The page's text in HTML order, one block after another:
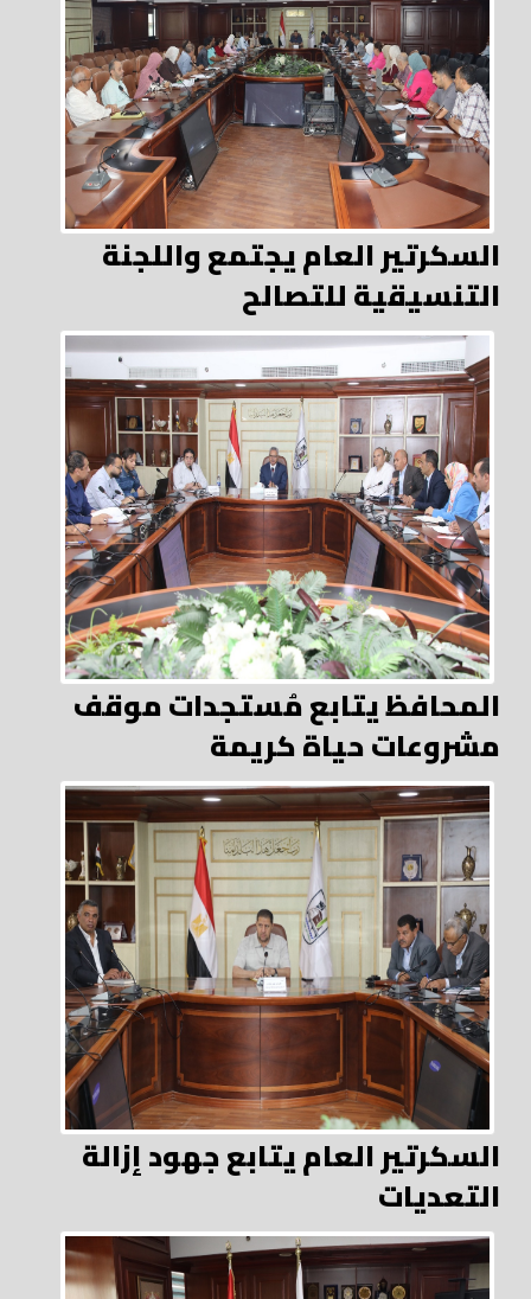
السكرتير العام يجتمع واللجنة
التنسيقية للتصالح
المحافظ يتابع مُستجدات موقف
مشروعات حياة كريمة
السكرتير العام يتابع جهود إزالة
التعديات